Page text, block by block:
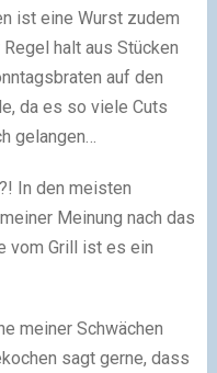
ist eine Wurst zudem
halt aus Stücken
auf den
da es so viele Cuts
gelangen…
In den meisten
Meinung nach das
vom Grill ist es ein
meiner Schwächen
sagt gerne, dass